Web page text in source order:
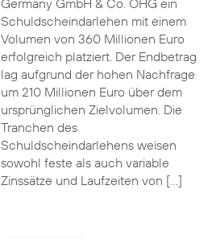
Germany GmbH & Co. OHG ein
Schuldscheindarlehen mit einem
Volumen von 360 Millionen Euro
erfolgreich platziert. Der Endbetrag
lag aufgrund der hohen Nachfrage
um 210 Millionen Euro über dem
ursprünglichen Zielvolumen. Die
Tranchen des
Schuldscheindarlehens weisen
sowohl feste als auch variable
Zinssätze und Laufzeiten von […]